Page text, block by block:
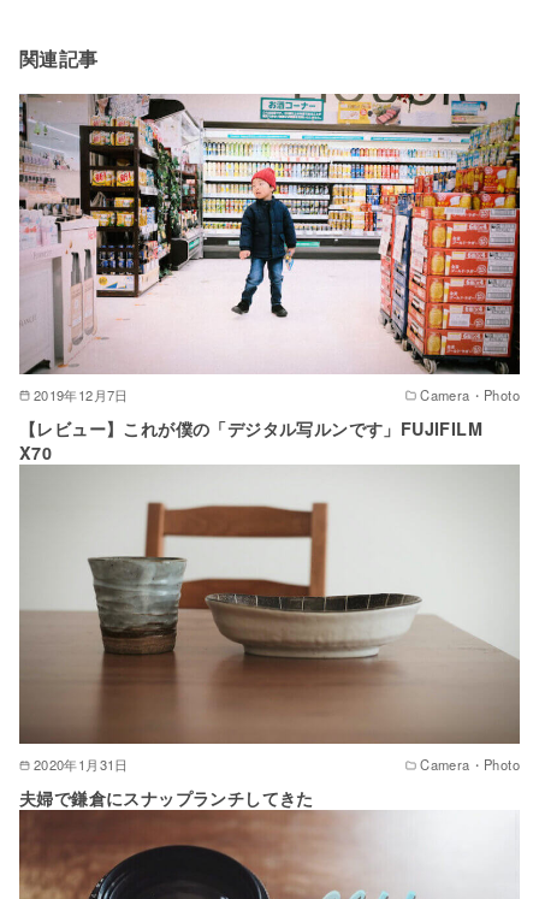
関連記事
2019年12月7日 Camera・Photo
【レビュー】これが僕の「デジタル写ルンです」FUJIFILM
X70
2020年1月31日 Camera・Photo
夫婦で鎌倉にスナップランチしてきた